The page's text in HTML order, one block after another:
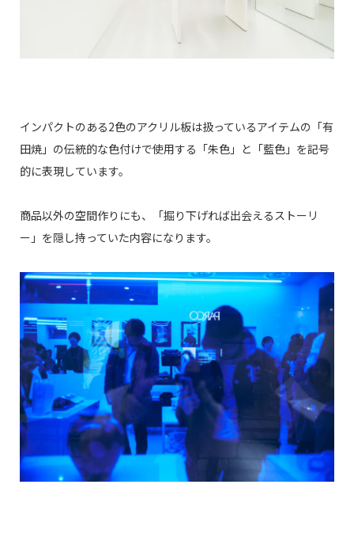
インパクトのある2色のアクリル板は扱っているアイテムの「有
田焼」の伝統的な色付けで使用する「朱色」と「藍色」を記号
的に表現しています。
商品以外の空間作りにも、「掘り下げれば出会えるストーリ
ー」を隠し持っていた内容になります。